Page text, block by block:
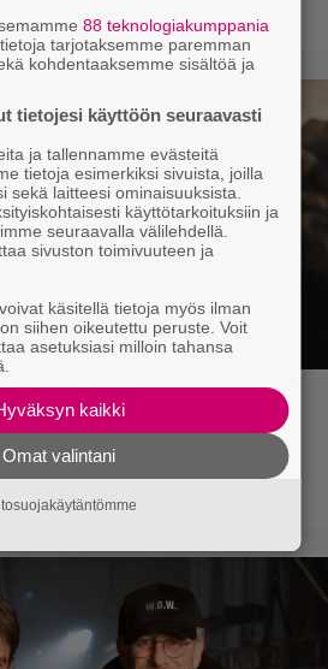
näyttelijät kasvattivat
kikalla – IMDb-
88 teknologiakumppania
tarjotaksemme paremman
kohdentaaksemme sisältöä ja
tietojesi käyttöön seuraavasti
ja tallennamme evästeitä
tietoja esimerkiksi sivuista, joilla
sekä laitteesi ominaisuuksista.
käyttötarkoituksiin ja
seuraavalla välilehdellä.
sivuston toimivuuteen ja
käsitellä tietoja myös ilman
siihen oikeutettu peruste. Voit
asetuksiasi milloin tahansa
kaikki
Omat valintani